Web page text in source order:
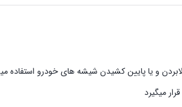
و یا پایین کشیدن شیشه های خودرو
میگیرد